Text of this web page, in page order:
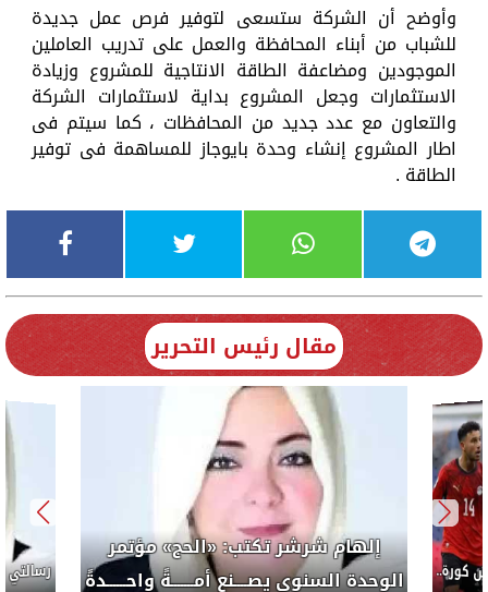
وأوضح أن الشركة ستسعى لتوفير فرص عمل جديدة
للشباب من أبناء المحافظة والعمل على تدريب العاملين
الموجودين ومضاعفة الطاقة الانتاجية للمشروع وزيادة
الاستثمارات وجعل المشروع بداية لاستثمارات الشركة
والتعاون مع عدد جديد من المحافظات ، كما سيتم فى
اطار المشروع إنشاء وحدة بايوجاز للمساهمة فى توفير
الطاقة .
مقال رئيس التحرير
إلهام شرشر تكتب: «الحج» مؤتمر
الوحدة السنوى يصــــنع أمـــــــةً واحــــــدةً
كورة..